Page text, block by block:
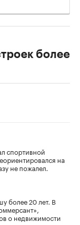
более
спортивной
на
не пожалел.
более 20 лет. В
о недвижимости